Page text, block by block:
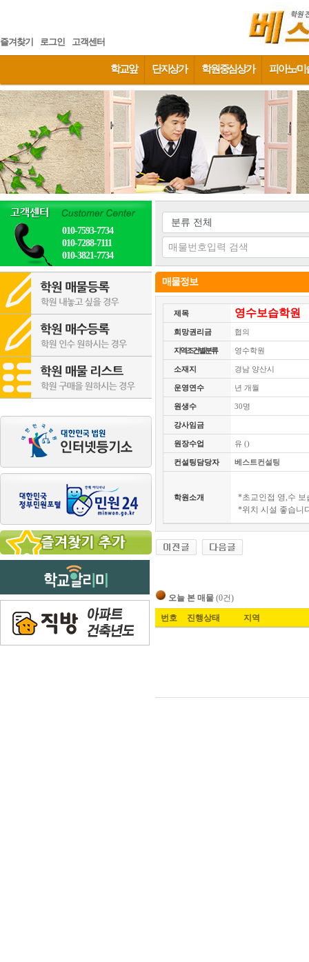
즐겨찾기 로그인 고객센터
학교앞 단지상가 학원중심상가 피아노/미
010-7593-7734
010-7288-7111
010-3821-7734
매물정보
제목 영수보습학원
희망권리금 협의
지역조건별분류 영수학원
소재지 경남 양산시
운영연수 년 개월
원생수 30명
강사임금
원장수업 유 ()
컨설팅담당자 베스트컨설팅
학원소개
*초교인접 영,수 보
*위치 시설 좋습니
오늘 본 매물 (0건)
번호 진행상태 지역